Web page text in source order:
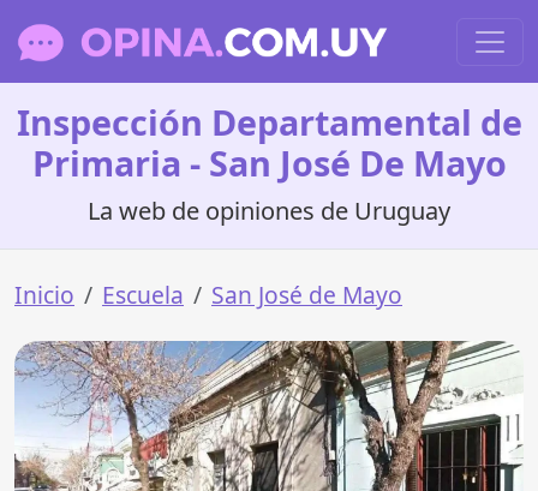
Inspección Departamental de
Primaria - San José De Mayo
La web de opiniones de Uruguay
Inicio Escuela San José de Mayo